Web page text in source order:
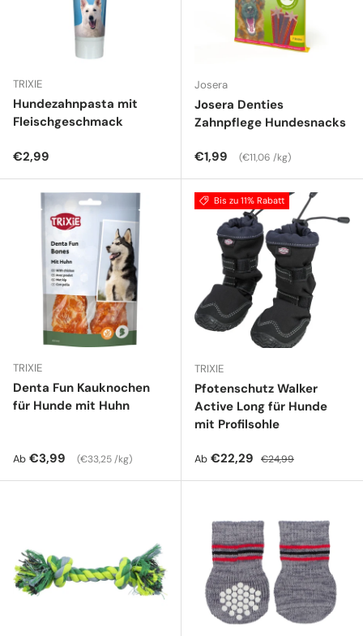
TRIXIE
Hundezahnpasta mit
Fleischgeschmack
Normaler Preis
€2,99
Josera
Josera Denties
Zahnpflege Hundesnacks
Normaler Preis
€1,99 Grundpreis
€11,06 /kg
TRIXIE
Denta Fun Kauknochen
für Hunde mit Huhn
Normaler Preis
Ab €3,99 Grundpreis
€33,25 /kg
Bis zu 11% Rabatt
TRIXIE
Pfotenschutz Walker
Active Long für Hunde
mit Profilsohle
Verkaufspreis
Ab €22,29 Normaler Preis
€24,99